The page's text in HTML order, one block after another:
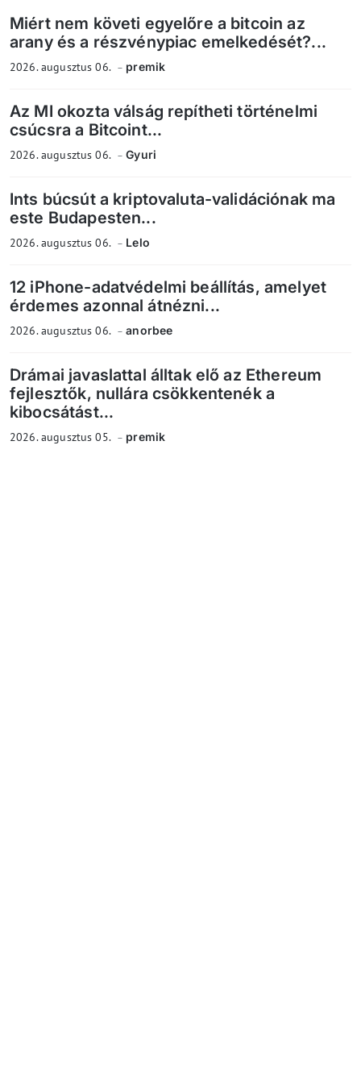
Miért nem követi egyelőre a bitcoin az
arany és a részvénypiac emelkedését?...
2026. augusztus 06. premik
Az MI okozta válság repítheti történelmi
csúcsra a Bitcoint...
2026. augusztus 06. Gyuri
Ints búcsút a kriptovaluta-validációnak ma
este Budapesten...
2026. augusztus 06. Lelo
12 iPhone-adatvédelmi beállítás, amelyet
érdemes azonnal átnézni...
2026. augusztus 06. anorbee
Drámai javaslattal álltak elő az Ethereum
fejlesztők, nullára csökkentenék a
kibocsátást...
2026. augusztus 05. premik